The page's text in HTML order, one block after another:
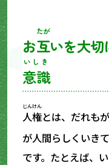
お互
たが
いを大
意識
いしき
人権
じんけん
とは、だれも
が人間らしくいき
です。たとえば、